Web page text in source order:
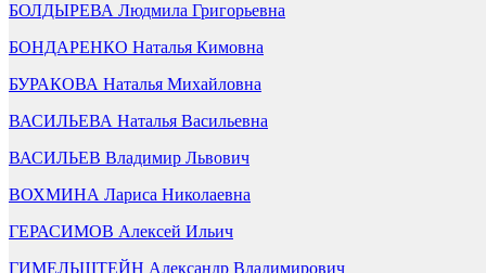
БОЛДЫРЕВА Людмила Григорьевна
БОНДАРЕНКО Наталья Кимовна
БУРАКОВА Наталья Михайловна
ВАСИЛЬЕВА Наталья Васильевна
ВАСИЛЬЕВ Владимир Львович
ВОХМИНА Лариса Николаевна
ГЕРАСИМОВ Алексей Ильич
ГИМЕЛЬШТЕЙН Александр Владимирович